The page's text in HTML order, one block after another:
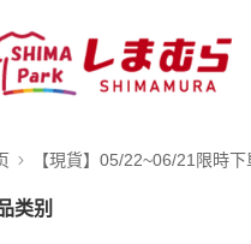
【現貨】05/22~06/21限時下
类别